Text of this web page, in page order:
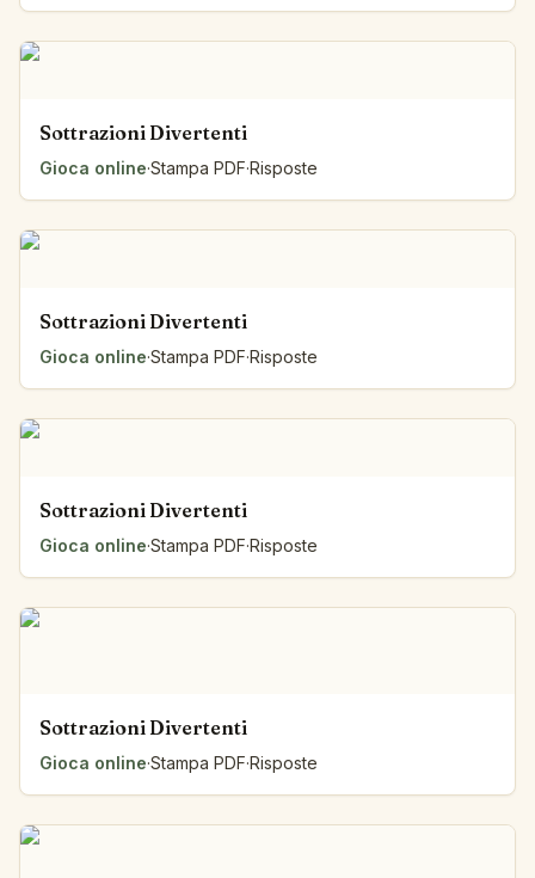
Sottrazioni Divertenti
Gioca online·Stampa PDF·Risposte
Sottrazioni Divertenti
Gioca online·Stampa PDF·Risposte
Sottrazioni Divertenti
Gioca online·Stampa PDF·Risposte
Sottrazioni Divertenti
Gioca online·Stampa PDF·Risposte